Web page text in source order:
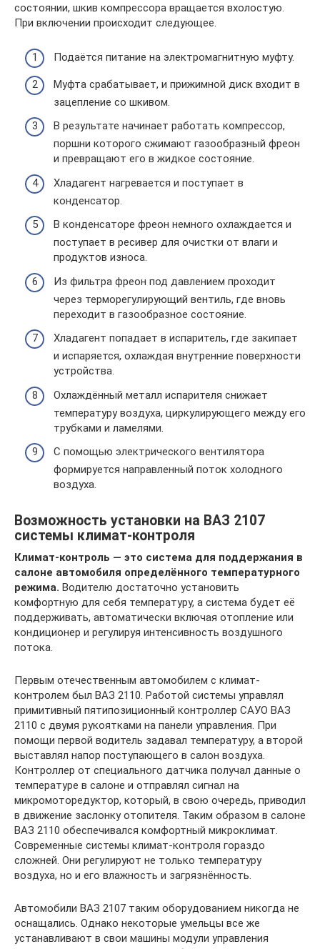
состоянии, шкив компрессора вращается вхолостую.
При включении происходит следующее.
Подаётся питание на электромагнитную муфту.
Муфта срабатывает, и прижимной диск входит в
зацепление со шкивом.
В результате начинает работать компрессор,
поршни которого сжимают газообразный фреон
и превращают его в жидкое состояние.
Хладагент нагревается и поступает в
конденсатор.
В конденсаторе фреон немного охлаждается и
поступает в ресивер для очистки от влаги и
продуктов износа.
Из фильтра фреон под давлением проходит
через терморегулирующий вентиль, где вновь
переходит в газообразное состояние.
Хладагент попадает в испаритель, где закипает
и испаряется, охлаждая внутренние поверхности
устройства.
Охлаждённый металл испарителя снижает
температуру воздуха, циркулирующего между его
трубками и ламелями.
С помощью электрического вентилятора
формируется направленный поток холодного
воздуха.
Возможность установки на ВАЗ 2107
системы климат-контроля
Климат-контроль — это система для поддержания в
салоне автомобиля определённого температурного
режима. Водителю достаточно установить
комфортную для себя температуру, а система будет её
поддерживать, автоматически включая отопление или
кондиционер и регулируя интенсивность воздушного
потока.
Первым отечественным автомобилем с климат-
контролем был ВАЗ 2110. Работой системы управлял
примитивный пятипозиционный контроллер САУО ВАЗ
2110 с двумя рукоятками на панели управления. При
помощи первой водитель задавал температуру, а второй
выставлял напор поступающего в салон воздуха.
Контроллер от специального датчика получал данные о
температуре в салоне и отправлял сигнал на
микромоторедуктор, который, в свою очередь, приводил
в движение заслонку отопителя. Таким образом в салоне
ВАЗ 2110 обеспечивался комфортный микроклимат.
Современные системы климат-контроля гораздо
сложней. Они регулируют не только температуру
воздуха, но и его влажность и загрязнённость.
Автомобили ВАЗ 2107 таким оборудованием никогда не
оснащались. Однако некоторые умельцы все же
устанавливают в свои машины модули управления